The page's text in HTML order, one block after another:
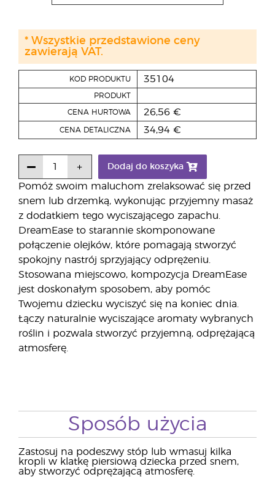
Pomóż swoim maluchom zrelaksować się przed
snem lub drzemką, wykonując przyjemny masaż
z dodatkiem tego wyciszającego zapachu.
DreamEase to starannie skomponowane
połączenie olejków, które pomagają stworzyć
spokojny nastrój sprzyjający odprężeniu.
Stosowana miejscowo, kompozycja DreamEase
jest doskonałym sposobem, aby pomóc
Twojemu dziecku wyciszyć się na koniec dnia.
Łączy naturalnie wyciszające aromaty wybranych
roślin i pozwala stworzyć przyjemną, odprężającą
atmosferę.
KOD PRODUKTU 35104
PRODUKT
CENA HURTOWA 26,56 €
CENA DETALICZNA 34,94 €
Dodaj do koszyka
* Wszystkie przedstawione ceny
zawierają VAT.
Sposób użycia
Zastosuj na podeszwy stóp lub wmasuj kilka
kropli w klatkę piersiową dziecka przed snem,
aby stworzyć odprężającą atmosferę.